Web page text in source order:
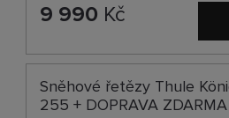
9 990 Kč
Sněhové řetězy Thule
255 + DOPRAVA ZDARMA